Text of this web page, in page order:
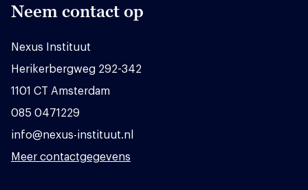
Neem contact op
Nexus Instituut
Herikerbergweg 292-342
1101 CT Amsterdam
085 0471229
info@nexus-instituut.nl
Meer contactgegevens